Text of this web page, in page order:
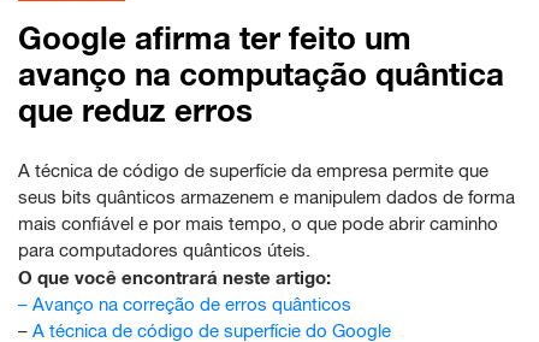
Google afirma ter feito um
avanço na computação quântica
que reduz erros
A técnica de código de superfície da empresa permite que
seus bits quânticos armazenem e manipulem dados de forma
mais confiável e por mais tempo, o que pode abrir caminho
para computadores quânticos úteis.
O que você encontrará neste artigo:
– Avanço na correção de erros quânticos
– A técnica de código de superfície do Google